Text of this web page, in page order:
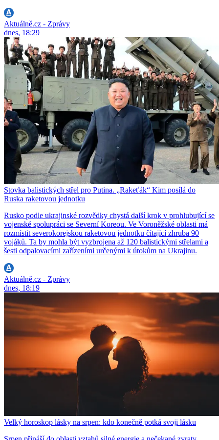
Aktuálně.cz - Zprávy
dnes, 18:29
Stovka balistických střel pro Putina. „Rakeťák“ Kim posílá do
Ruska raketovou jednotku
Rusko podle ukrajinské rozvědky chystá další krok v prohlubující se
vojenské spolupráci se Severní Koreou. Ve Voroněžské oblasti má
rozmístit severokorejskou raketovou jednotku čítající zhruba 90
vojáků. Ta by mohla být vyzbrojena až 120 balistickými střelami a
šesti odpalovacími zařízeními určenými k útokům na Ukrajinu.
Aktuálně.cz - Zprávy
dnes, 18:19
Velký horoskop lásky na srpen: kdo konečně potká svoji lásku